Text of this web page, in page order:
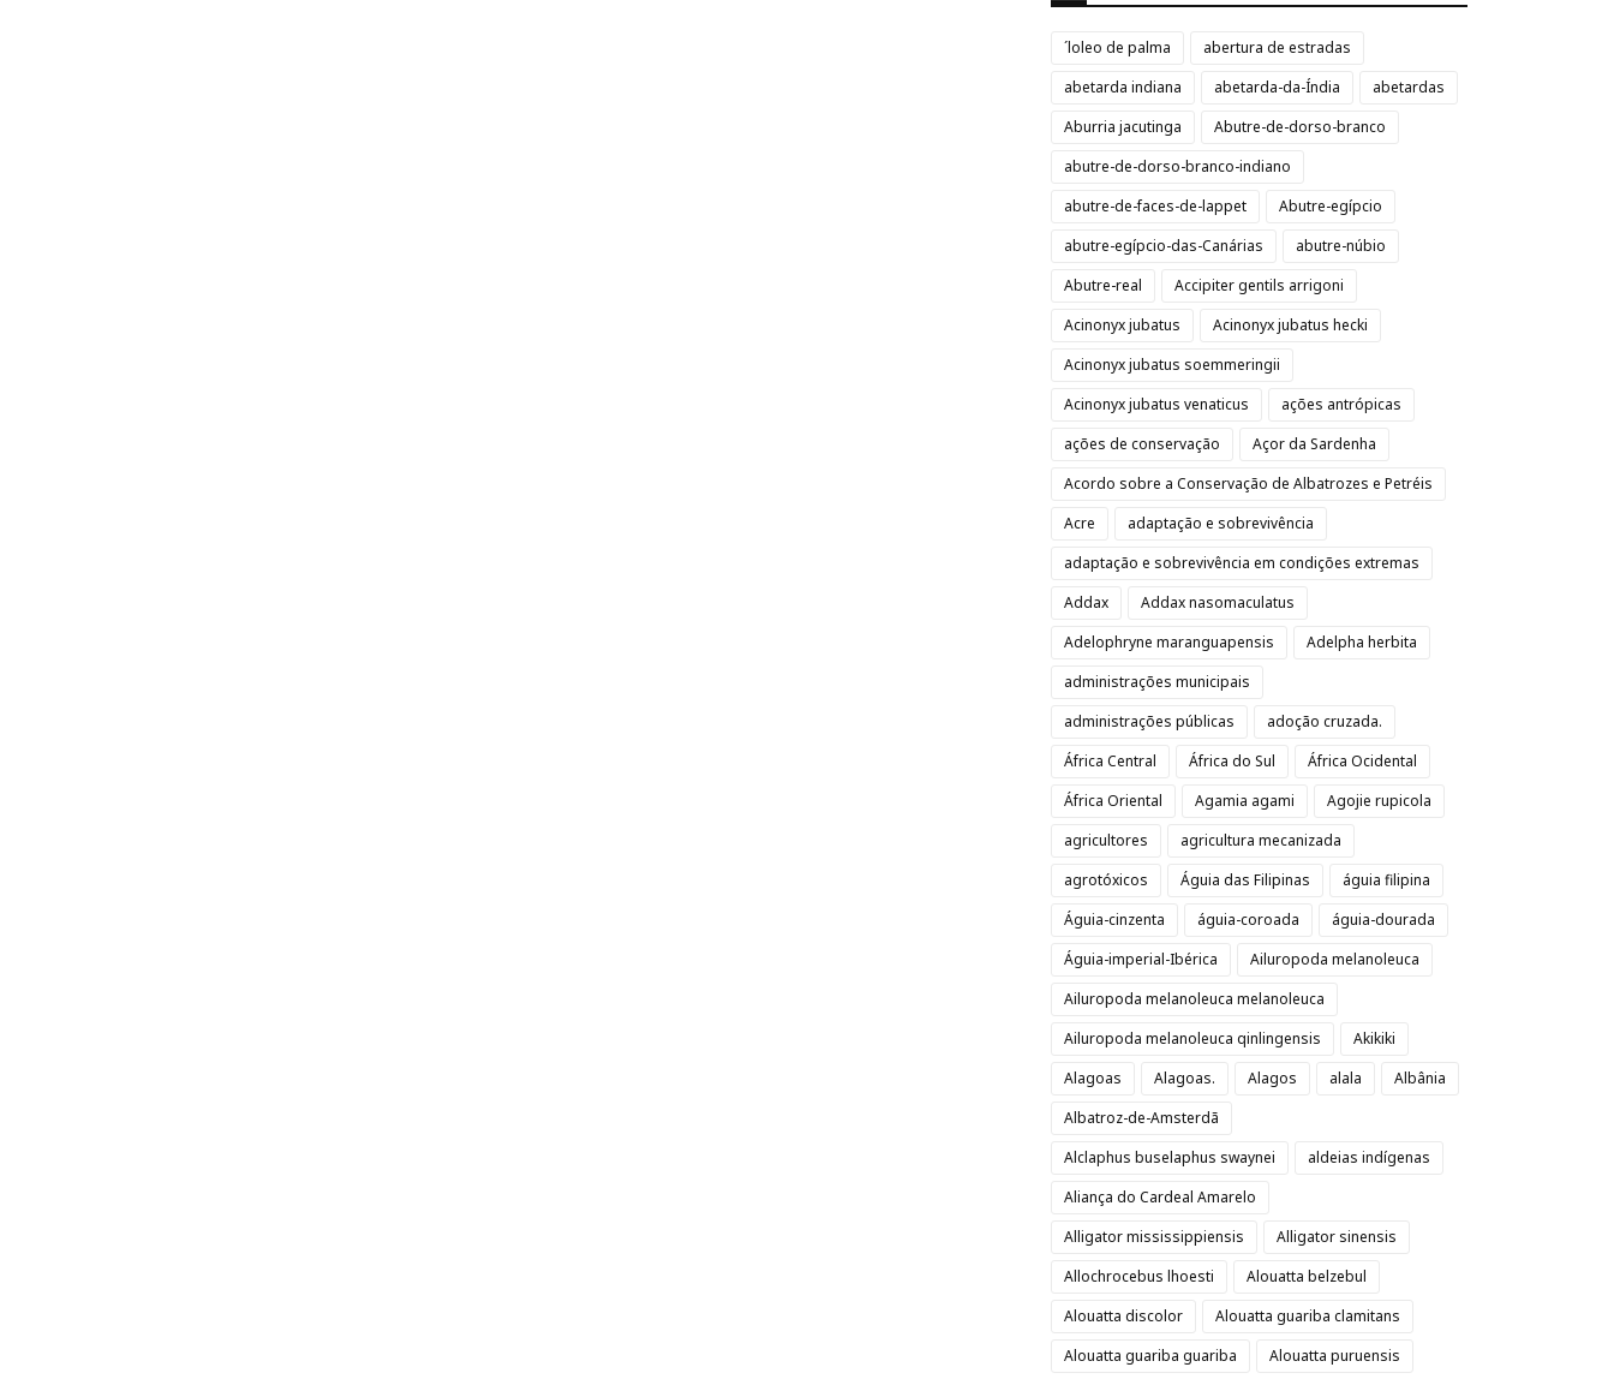
´loleo de palma
abertura de estradas
abetarda indiana
abetarda-da-Índia
abetardas
Aburria jacutinga
Abutre-de-dorso-branco
abutre-de-dorso-branco-indiano
abutre-de-faces-de-lappet
Abutre-egípcio
abutre-egípcio-das-Canárias
abutre-núbio
Abutre-real
Accipiter gentils arrigoni
Acinonyx jubatus
Acinonyx jubatus hecki
Acinonyx jubatus soemmeringii
Acinonyx jubatus venaticus
ações antrópicas
ações de conservação
Açor da Sardenha
Acordo sobre a Conservação de Albatrozes e Petréis
Acre
adaptação e sobrevivência
adaptação e sobrevivência em condições extremas
Addax
Addax nasomaculatus
Adelophryne maranguapensis
Adelpha herbita
administrações municipais
administrações públicas
adoção cruzada.
África Central
África do Sul
África Ocidental
África Oriental
Agamia agami
Agojie rupicola
agricultores
agricultura mecanizada
agrotóxicos
Águia das Filipinas
águia filipina
Águia-cinzenta
águia-coroada
águia-dourada
Águia-imperial-Ibérica
Ailuropoda melanoleuca
Ailuropoda melanoleuca melanoleuca
Ailuropoda melanoleuca qinlingensis
Akikiki
Alagoas
Alagoas. Alagos alala
Albânia
Albatroz-de-Amsterdã
Alclaphus buselaphus swaynei
aldeias indígenas
Aliança do Cardeal Amarelo
Alligator mississippiensis
Alligator sinensis
Allochrocebus lhoesti
Alouatta belzebul
Alouatta discolor
Alouatta guariba clamitans
Alouatta guariba guariba
Alouatta puruensis